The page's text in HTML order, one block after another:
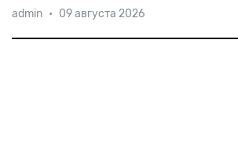
кинематографа неоднократно
критикуя активистов, призывающих
admin • 09 августа 2026